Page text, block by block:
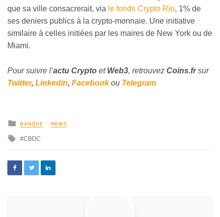
que sa ville consacrerait, via le fonds Crypto Rio, 1% de
ses deniers publics à la crypto-monnaie. Une initiative
similaire à celles initiées par les maires de New York ou de
Miami.
Pour suivre l’actu Crypto et Web3, retrouvez Coins.frsur
Twitter, Linkedin, Facebookou Telegram
BANQUE NEWS
CBDC